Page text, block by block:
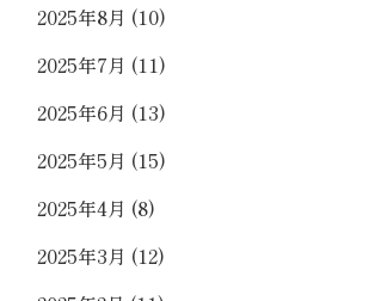
2025年8月 (10)
2025年7月 (11)
2025年6月 (13)
2025年5月 (15)
2025年4月 (8)
2025年3月 (12)